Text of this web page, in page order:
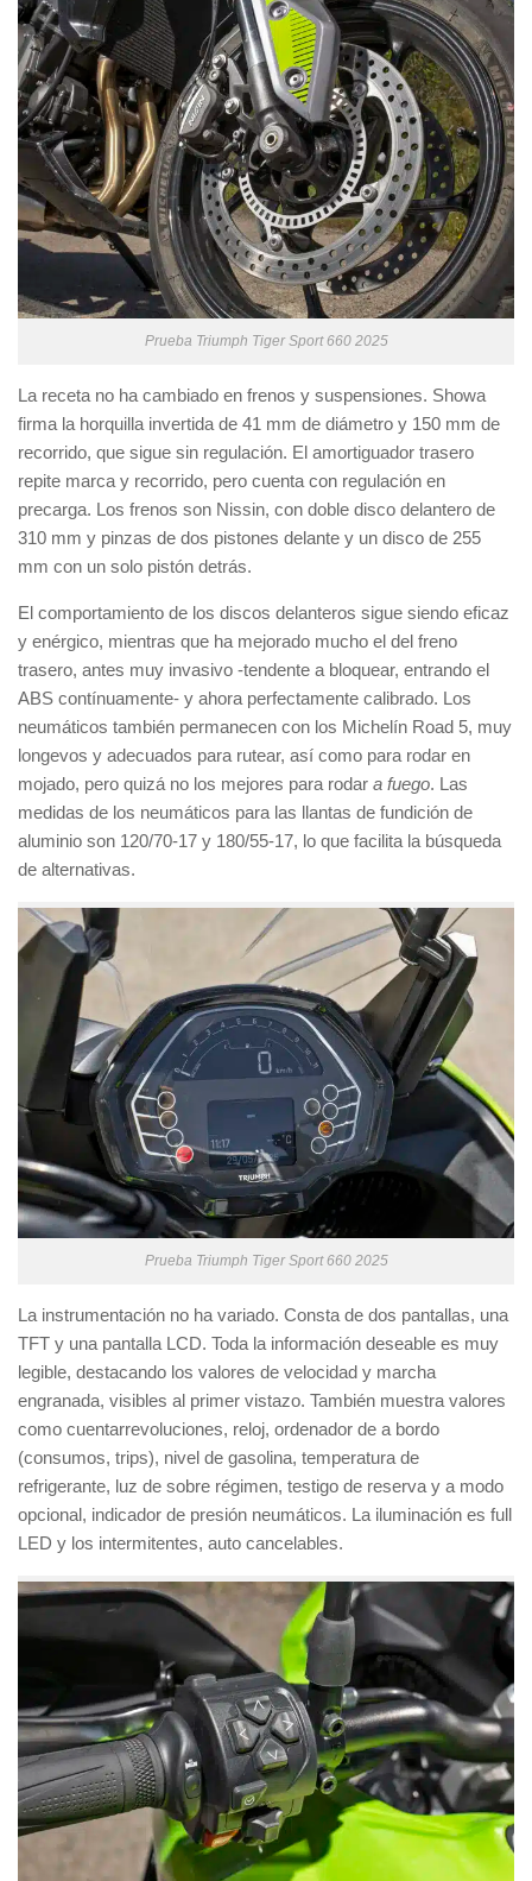
Prueba Triumph Tiger Sport 660 2025
La receta no ha cambiado en frenos y suspensiones. Showa
firma la horquilla invertida de 41 mm de diámetro y 150 mm de
recorrido, que sigue sin regulación. El amortiguador trasero
repite marca y recorrido, pero cuenta con regulación en
precarga. Los frenos son Nissin, con doble disco delantero de
310 mm y pinzas de dos pistones delante y un disco de 255
mm con un solo pistón detrás.
El comportamiento de los discos delanteros sigue siendo eficaz
y enérgico, mientras que ha mejorado mucho el del freno
trasero, antes muy invasivo -tendente a bloquear, entrando el
ABS contínuamente- y ahora perfectamente calibrado. Los
neumáticos también permanecen con los Michelín Road 5, muy
longevos y adecuados para rutear, así como para rodar en
mojado, pero quizá no los mejores para rodar a fuego. Las
medidas de los neumáticos para las llantas de fundición de
aluminio son 120/70-17 y 180/55-17, lo que facilita la búsqueda
de alternativas.
Prueba Triumph Tiger Sport 660 2025
La instrumentación no ha variado. Consta de dos pantallas, una
TFT y una pantalla LCD. Toda la información deseable es muy
legible, destacando los valores de velocidad y marcha
engranada, visibles al primer vistazo. También muestra valores
como cuentarrevoluciones, reloj, ordenador de a bordo
(consumos, trips), nivel de gasolina, temperatura de
refrigerante, luz de sobre régimen, testigo de reserva y a modo
opcional, indicador de presión neumáticos. La iluminación es full
LED y los intermitentes, auto cancelables.